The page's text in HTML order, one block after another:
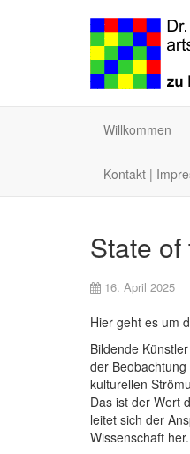
Willkommen
Kontakt |
State
16. April 2025
Hier geht es um
Bildende
der
kulturellen
Das ist der Wert
leitet sich der
Wissenschaft her.